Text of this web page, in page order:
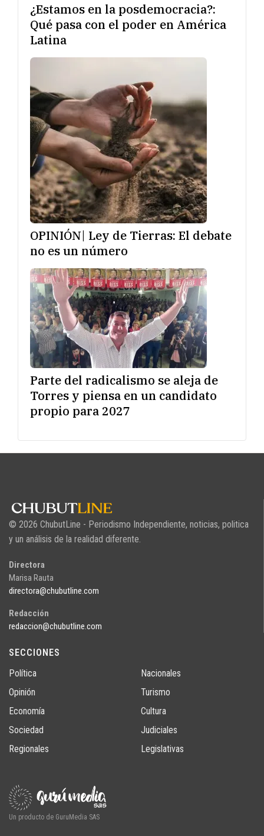
¿Estamos en la posdemocracia?:
Qué pasa con el poder en América
Latina
OPINIÓN| Ley de Tierras: El debate
no es un número
Parte del radicalismo se aleja de
Torres y piensa en un candidato
propio para 2027
© 2026 ChubutLine - Periodismo Independiente, noticias, politica
y un análisis de la realidad diferente.
Directora
Marisa Rauta
directora@chubutline.com
Redacción
redaccion@chubutline.com
SECCIONES
Política
Opinión
Economía
Sociedad
Regionales
Nacionales
Turismo
Cultura
Judiciales
Legislativas
Un producto de GuruMedia SAS